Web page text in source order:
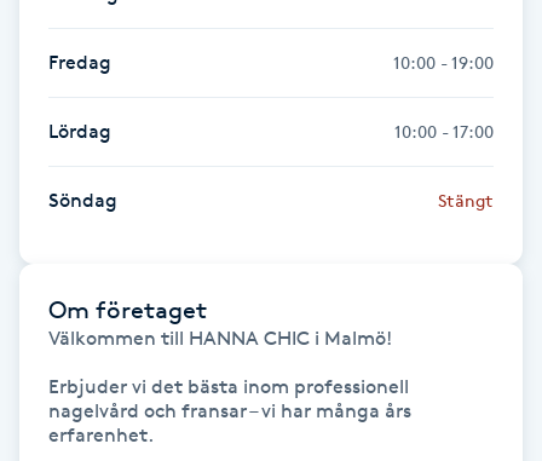
Japansk massage
K
Kemisk peeling
Fredag 10:00 - 19:00
Lördag 10:00 - 17:00
Söndag Stängt
Om företaget
Välkommen till HANNA CHIC i Malmö!
Erbjuder vi det bästa inom professionell
nagelvård och fransar – vi har många års
erfarenhet.